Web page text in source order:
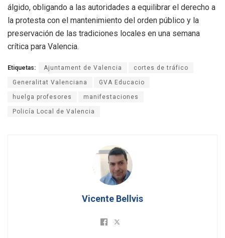
álgido, obligando a las autoridades a equilibrar el derecho a
la protesta con el mantenimiento del orden público y la
preservación de las tradiciones locales en una semana
crítica para Valencia.
Etiquetas: Ajuntament de Valencia cortes de tráfico
Generalitat Valenciana GVA Educacio
huelga profesores manifestaciones
Policía Local de Valencia
Vicente Bellvis